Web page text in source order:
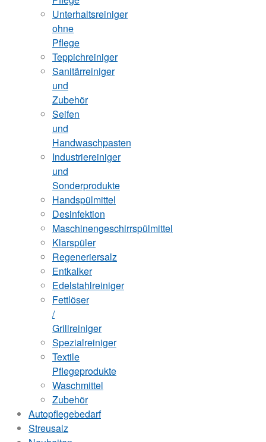
Unterhaltsreiniger
ohne
Pflege
Teppichreiniger
Sanitärreiniger
und
Zubehör
Seifen
und
Handwaschpasten
Industriereiniger
und
Sonderprodukte
Handspülmittel
Desinfektion
Maschinengeschirrspülmittel
Klarspüler
Regeneriersalz
Entkalker
Edelstahlreiniger
Fettlöser
/
Grillreiniger
Spezialreiniger
Textile
Pflegeprodukte
Waschmittel
Zubehör
Autopflegebedarf
Streusalz